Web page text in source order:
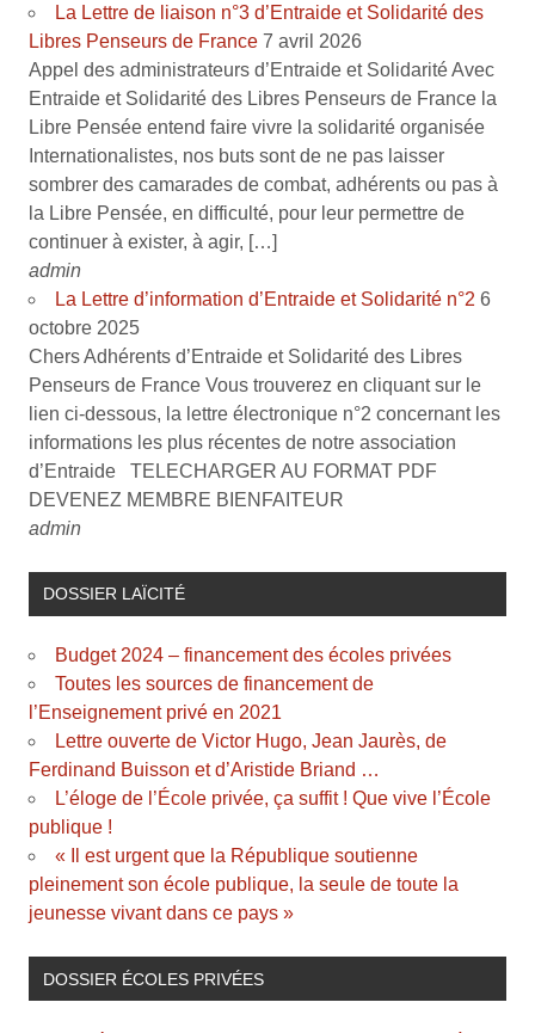
La Lettre de liaison n°3 d’Entraide et Solidarité des
Libres Penseurs de France 7 avril 2026
Appel des administrateurs d’Entraide et Solidarité Avec
Entraide et Solidarité des Libres Penseurs de France la
Libre Pensée entend faire vivre la solidarité organisée
Internationalistes, nos buts sont de ne pas laisser
sombrer des camarades de combat, adhérents ou pas à
la Libre Pensée, en difficulté, pour leur permettre de
continuer à exister, à agir, […]
admin
La Lettre d’information d’Entraide et Solidarité n°2 6
octobre 2025
Chers Adhérents d’Entraide et Solidarité des Libres
Penseurs de France Vous trouverez en cliquant sur le
lien ci-dessous, la lettre électronique n°2 concernant les
informations les plus récentes de notre association
d’Entraide TELECHARGER AU FORMAT PDF
DEVENEZ MEMBRE BIENFAITEUR
admin
DOSSIER LAÏCITÉ
Budget 2024 – financement des écoles privées
Toutes les sources de financement de
l’Enseignement privé en 2021
Lettre ouverte de Victor Hugo, Jean Jaurès, de
Ferdinand Buisson et d’Aristide Briand …
L’éloge de l’École privée, ça suffit ! Que vive l’École
publique !
« Il est urgent que la République soutienne
pleinement son école publique, la seule de toute la
jeunesse vivant dans ce pays »
DOSSIER ÉCOLES PRIVÉES